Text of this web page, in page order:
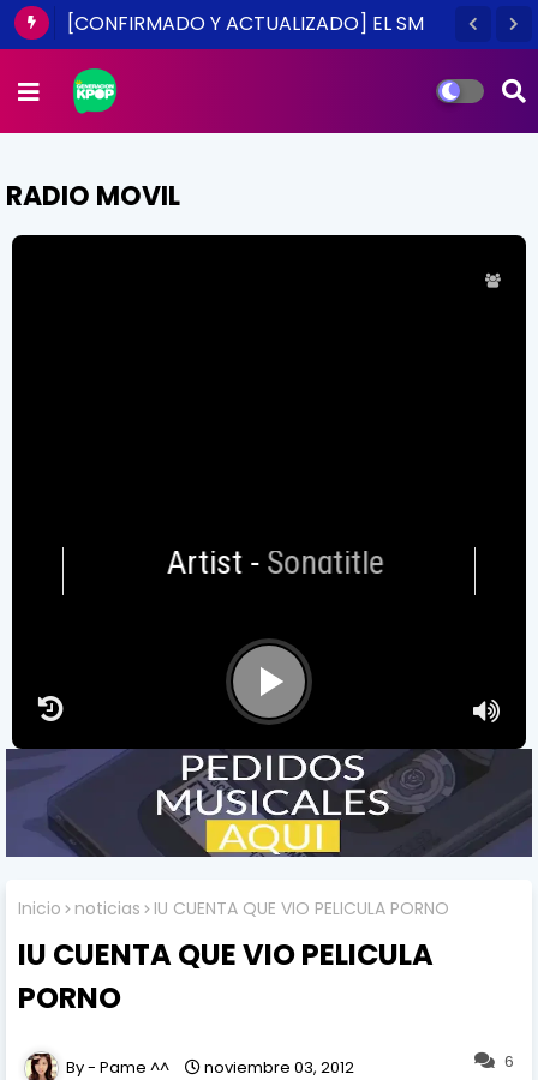
[CONFIRMADO Y ACTUALIZADO] EL SM
2014
RADIO MOVIL
Artist-Songtitle
Inicio noticias IU CUENTA QUE VIO PELICULA PORNO
IU CUENTA QUE VIO PELICULA
PORNO
6
Pame ^^ noviembre 03, 2012